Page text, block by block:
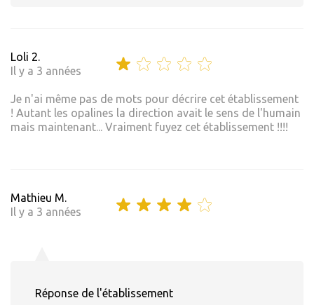
Loli 2.
Il y a 3 années
Je n'ai même pas de mots pour décrire cet établissement
! Autant les opalines la direction avait le sens de l'humain
mais maintenant... Vraiment fuyez cet établissement !!!!
Mathieu M.
Il y a 3 années
Réponse de l'établissement